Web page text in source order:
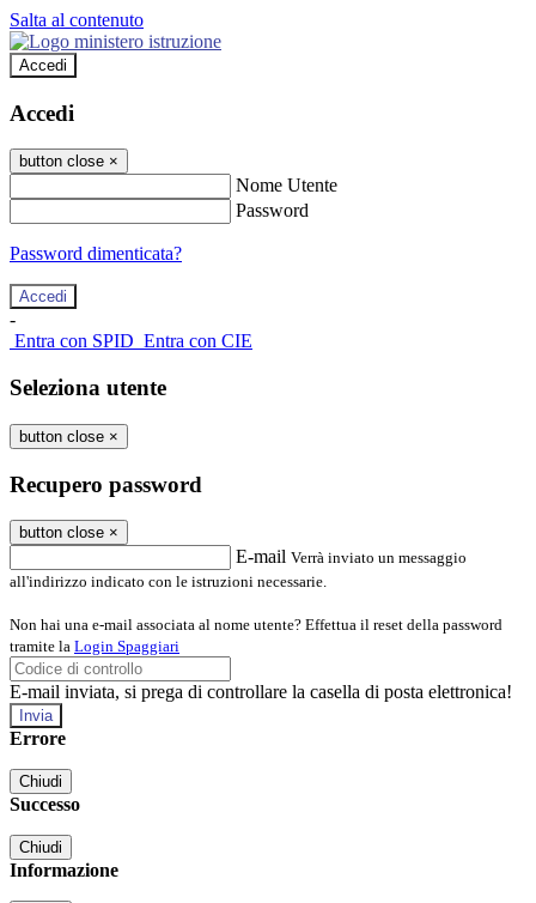
Salta al contenuto
Accedi
Accedi
button close ×
Nome Utente
Password
Password dimenticata?
-
Entra con SPID Entra con CIE
Seleziona utente
button close ×
Recupero password
button close ×
E-mail Verrà inviato un messaggio
all'indirizzo indicato con le istruzioni necessarie.
Non hai una e-mail associata al nome utente? Effettua il reset della password
tramite la Login Spaggiari
E-mail inviata, si prega di controllare la casella di posta elettronica!
Errore
Chiudi
Successo
Chiudi
Informazione